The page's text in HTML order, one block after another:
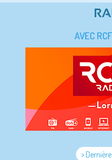
AVEC
>